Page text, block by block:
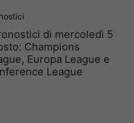
di mercoledì 5
Champions
Europa League e
League